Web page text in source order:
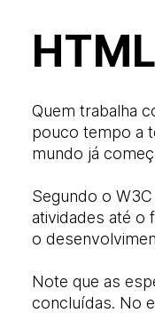
Quem trabalha
pouco tempo a
mundo já
Segundo o
atividades até o
o
Note que as
concluídas. No